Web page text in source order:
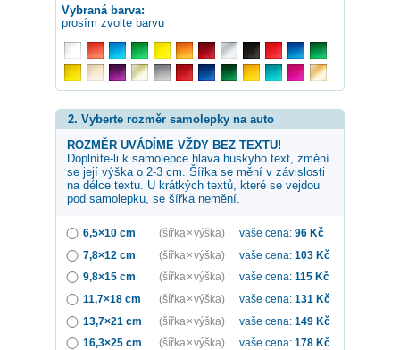
Vybraná barva:
prosím zvolte barvu
2. Vyberte rozměr samolepky na auto
ROZMĚR UVÁDÍME VŽDY BEZ TEXTU!
Doplníte-li k samolepce hlava huskyho text, změní
se její výška o 2-3 cm. Šířka se mění v závislosti
na délce textu. U krátkých textů, které se vejdou
pod samolepku, se šířka nemění.
6,5×10 cm (šířka × výška) vaše cena: 96 Kč
7,8×12 cm
(šířka × výška) vaše cena: 103 Kč
9,8×15 cm
(šířka × výška) vaše cena: 115 Kč
11,7×18 cm
(šířka × výška) vaše cena: 131 Kč
13,7×21 cm
(šířka × výška) vaše cena: 149 Kč
16,3×25 cm
(šířka × výška) vaše cena: 178 Kč